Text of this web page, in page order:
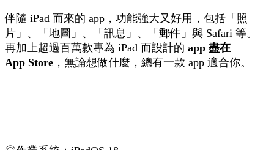
伴隨 iPad 而來的 app，功能強大又好用，包括「照
片」、「地圖」、「訊息」、「郵件」與 Safari 等。
再加上超過百萬款專為 iPad 而設計的 app 盡在
App Store ，無論想做什麼，總有一款 app 適合你。